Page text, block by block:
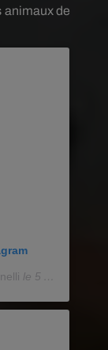
animaux de
le 5 Avril 2020 à 11 :40 PDT